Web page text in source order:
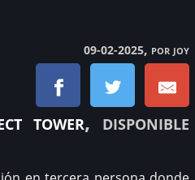
09-02-2025, por joy
tower, disponible